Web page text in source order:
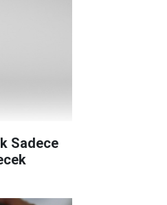
Sadece